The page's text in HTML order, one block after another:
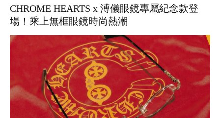
CHROME HEARTS x 溥儀眼鏡專屬紀念款登
場！乘上無框眼鏡時尚熱潮